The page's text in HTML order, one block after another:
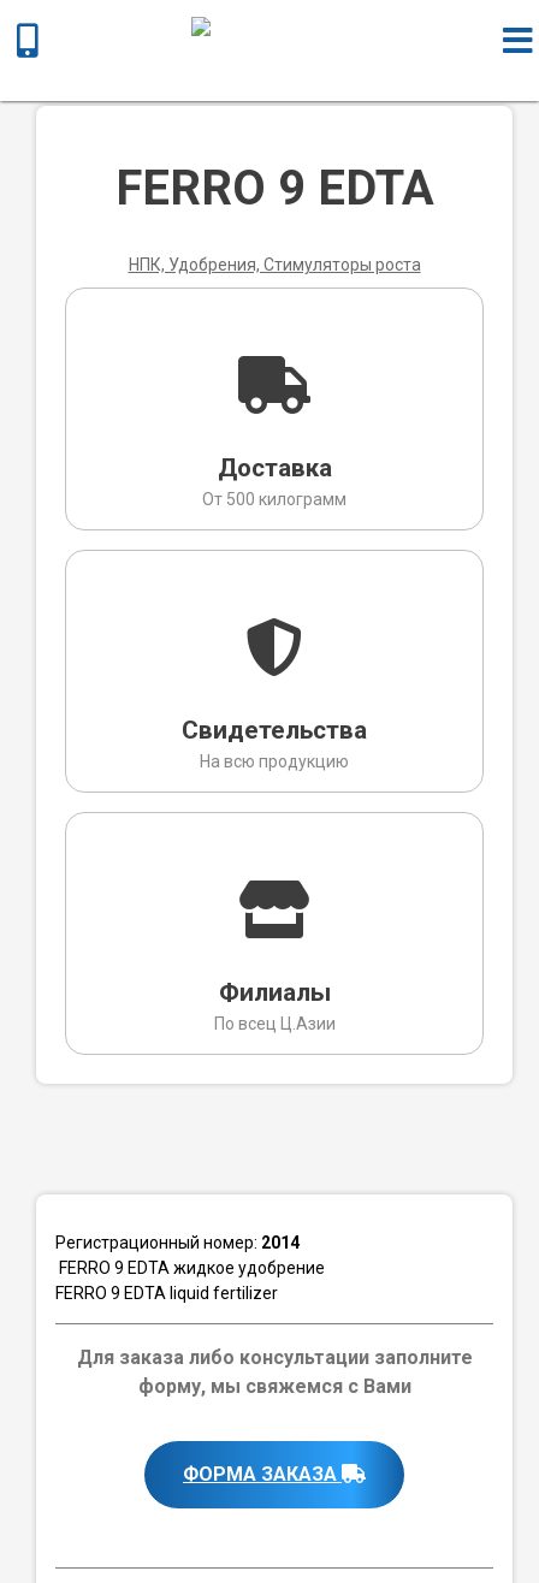
/ FERRO 9 EDTA
FERRO 9 EDTA
НПК, Удобрения, Стимуляторы роста
Доставка
От 500 килограмм
Свидетельства
На всю продукцию
Филиалы
По всец Ц.Азии
Регистрационный номер: 2014
FERRO 9 EDTA жидкое удобрение
FERRO 9 EDTA liquid fertilizer
Для заказа либо консультации заполните
форму, мы свяжемся с Вами
ФОРМА ЗАКАЗА